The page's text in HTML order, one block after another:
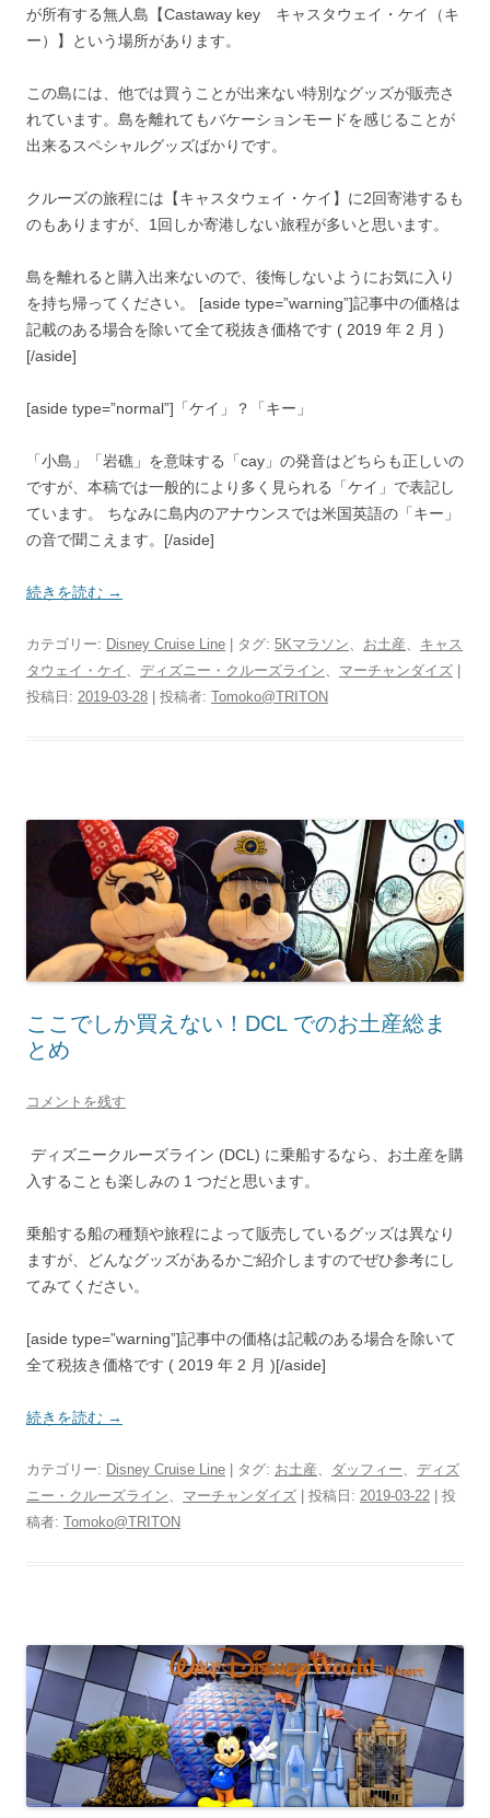
が所有する無人島【Castaway key キャスタウェイ・ケイ（キ
ー）】という場所があります。
この島には、他では買うことが出来ない特別なグッズが販売さ
れています。島を離れてもバケーションモードを感じることが
出来るスペシャルグッズばかりです。
クルーズの旅程には【キャスタウェイ・ケイ】に2回寄港するも
のもありますが、1回しか寄港しない旅程が多いと思います。
島を離れると購入出来ないので、後悔しないようにお気に入り
を持ち帰ってください。 [aside type=”warning”]記事中の価格は
記載のある場合を除いて全て税抜き価格です ( 2019 年 2 月 )
[/aside]
[aside type=”normal”] 「ケイ」？「キー」
「小島」「岩礁」を意味する「cay」の発音はどちらも正しいの
ですが、本稿では一般的により多く見られる「ケイ」で表記し
ています。 ちなみに島内のアナウンスでは米国英語の「キー」
の音で聞こえます。[/aside]
続きを読む →
カテゴリー: Disney Cruise Line | タグ: 5Kマラソン、 お土産、 キャス
タウェイ・ケイ 、 ディズニー・クルーズライン、 マーチャンダイズ
投稿日: 2019-03-28 投稿者: Tomoko@TRITON
ここでしか買えない！DCL でのお土産総ま
とめ
コメントを残す
ディズニークルーズライン (DCL) に乗船するなら、お土産を購
入することも楽しみの 1 つだと思います。
乗船する船の種類や旅程によって販売しているグッズは異なり
ますが、どんなグッズがあるかご紹介しますのでぜひ参考にし
てみてください。
[aside type=”warning”]記事中の価格は記載のある場合を除いて
全て税抜き価格です ( 2019 年 2 月 )[/aside]
続きを読む →
カテゴリー: Disney Cruise Line | タグ: お土産、 ダッフィー、 ディズ
ニー・クルーズライン、 マーチャンダイズ | 投稿日: 2019-03-22
投
稿者: Tomoko@TRITON